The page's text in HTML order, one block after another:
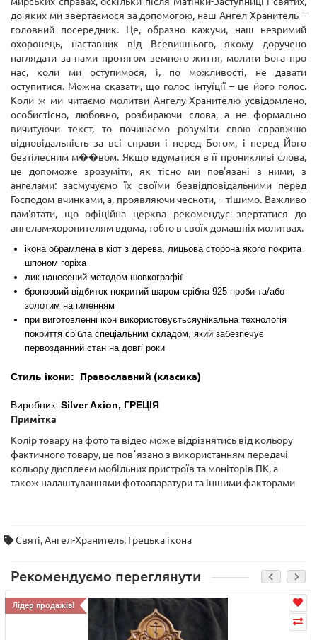
до яких ми звертаємося за допомогою, наш Ангел-Хранитель –
головний посередник. Це, образно кажучи, наш незримий
охоронець, наставник від Всевишнього, якому доручено
наглядати за нами протягом земного життя, молити Бога про
нас, коли ми оступимося, і, по можливості, не давати
оступитися. Можна сказати, що голос інтуїції – це його голос.
Коли ж ми читаємо молитви Ангелу-Хранителю усвідомлено,
особистісно, любовно, розбираючи слова, а не формально
вичитуючи текст, то починаємо розуміти свою справжню
відповідальність за всі справи і перед Богом, і перед Його
безтілесним м��вом. Якщо вдуматися в її проникливі слова,
це допоможе зрозуміти, як тісно ми пов'язані з ними, з
ангелами: засмучуємо їх своїми безвідповідальними перед
Господом вчинками, а, проявляючи чесноти, – тішимо. Важливо
пам'ятати, що офіційна церква рекомендує звертатися до
ангелам-хоронителям вдома, тобто в своїх домашніх молитвах.
ікона обрамлена в кіот з дерева, лицьова сторона якого покрита
шпоном горіха
лик нанесений методом шовкографії
бронзовий відбиток покритий шаром срібла 925 проби та/або
золотим напиленням
при виготовленні ікон використовуєтьсяунікальна технологія
покриття срібласпеціальним складом, який забезпечує
первозданний стан на довгі роки
Стиль ікони: Православний (класика)
Виробник: Silver Axion, ГРЕЦІЯ
Примітка
Колір товару на фото та відео може відрізнятись від кольору
фактичного товару, це повʼязано з використанням передачі
кольору дисплеєм мобільних пристроїв та моніторів ПК, а
також налаштуваннями фотоапаратури та іншими факторами
Святі,Ангел-Хранитель, Грецька ікона
Рекомендуємо переглянути
Лідер продажів!